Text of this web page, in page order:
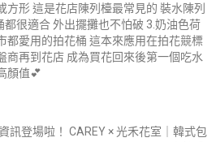
方形 這是花店陳列檯最常見的 裝水陳列
很適合 外出擺攤也不怕破 3.奶油色荷
都愛用的拍花桶 這本來應用在拍花競標
商再到花店 成為買花回來後第一個吃水
顏值💕